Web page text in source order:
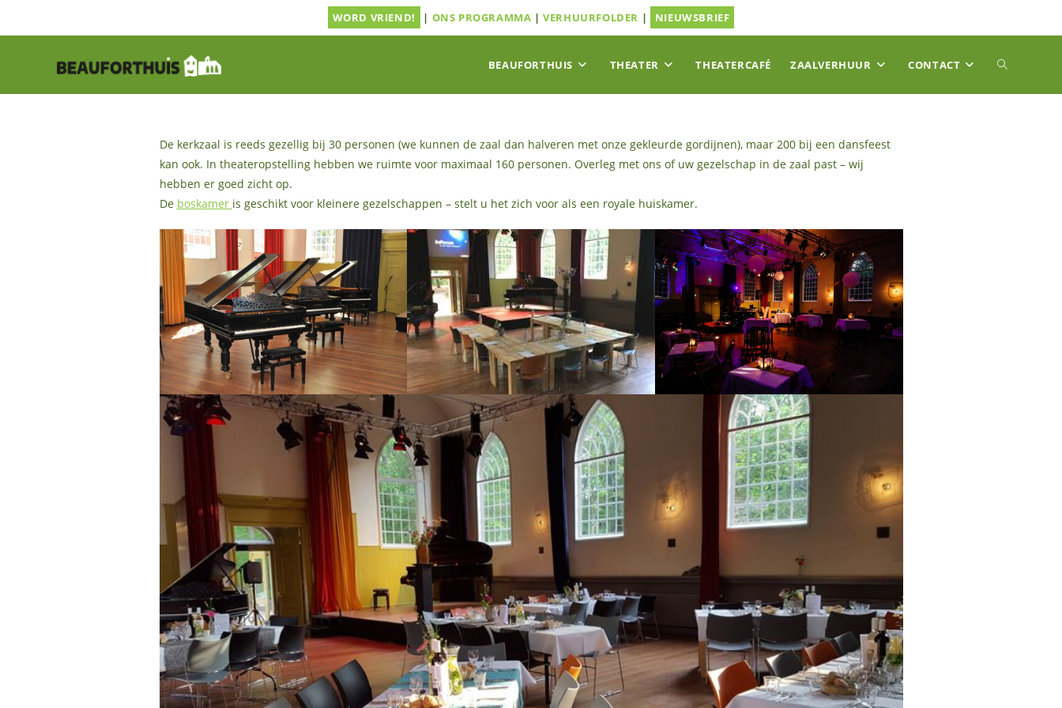
WORD VRIEND! | ONS PROGRAMMA |VERHUURFOLDER | NIEUWSBRIEF
BEAUFORTHUIS THEATER THEATERCAFÉ ZAALVERHUUR CONTACT TOGGLE
De kerkzaal is reeds gezellig bij 30 personen (we kunnen de zaal dan halveren met onze gekleurde gordijnen), maar 200 bij een dansfeest
kan ook. In theateropstelling hebben we ruimte voor maximaal 160 personen. Overleg met ons of uw gezelschap in de zaal past – wij
hebben er goed zicht op.
De boskamer is geschikt voor kleinere gezelschappen – stelt u het zich voor als een royale huiskamer.